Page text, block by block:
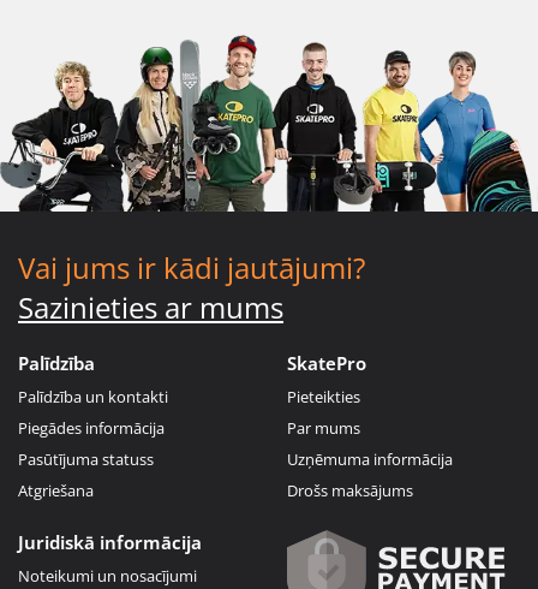
Vai jums ir kādi jautājumi?
Sazinieties ar mums
Palīdzība
Palīdzība un kontakti
Piegādes informācija
Pasūtījuma statuss
Atgriešana
SkatePro
Pieteikties
Par mums
Uzņēmuma informācija
Drošs maksājums
Juridiskā informācija
Noteikumi un nosacījumi